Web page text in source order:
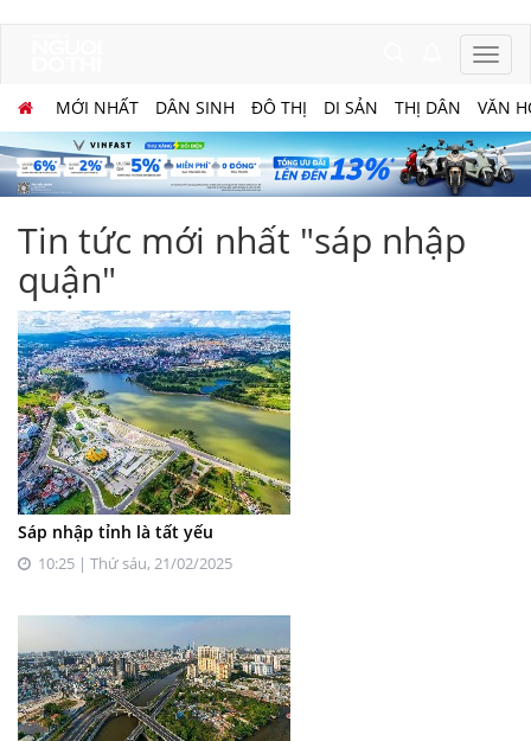
MỚI NHẤT DÂN SINH ĐÔ THỊ DI SẢN THỊ DÂN VĂN
Tin tức mới nhất "sáp nhập
quận"
Sáp nhập tỉnh là tất yếu
10:25 | Thứ sáu, 21/02/2025